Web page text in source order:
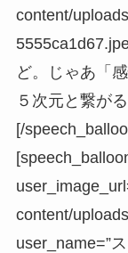
content/
ど。じゃあ「
５次元と繋が
[/
content/
user_name=”